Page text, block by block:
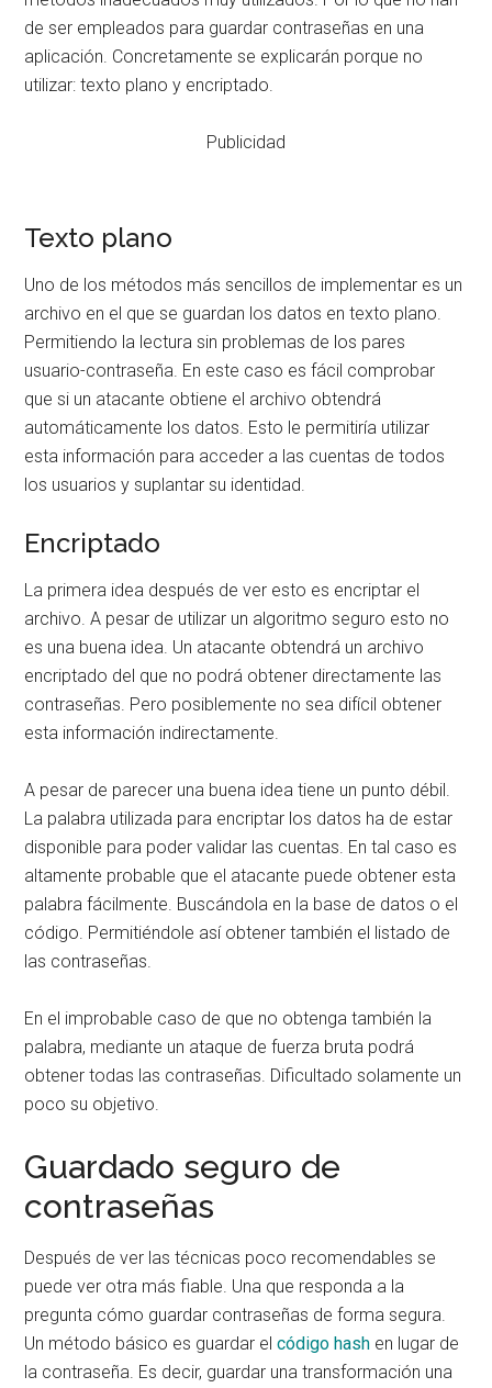
de ser empleados para guardar contraseñas en una
aplicación. Concretamente se explicarán porque no
utilizar: texto plano y encriptado.
Publicidad
Texto plano
Uno de los métodos más sencillos de implementar es un
archivo en el que se guardan los datos en texto plano.
Permitiendo la lectura sin problemas de los pares
usuario-contraseña. En este caso es fácil comprobar
que si un atacante obtiene el archivo obtendrá
automáticamente los datos. Esto le permitiría utilizar
esta información para acceder a las cuentas de todos
los usuarios y suplantar su identidad.
Encriptado
La primera idea después de ver esto es encriptar el
archivo. A pesar de utilizar un algoritmo seguro esto no
es una buena idea. Un atacante obtendrá un archivo
encriptado del que no podrá obtener directamente las
contraseñas. Pero posiblemente no sea difícil obtener
esta información indirectamente.
A pesar de parecer una buena idea tiene un punto débil.
La palabra utilizada para encriptar los datos ha de estar
disponible para poder validar las cuentas. En tal caso es
altamente probable que el atacante puede obtener esta
palabra fácilmente. Buscándola en la base de datos o el
código. Permitiéndole así obtener también el listado de
las contraseñas.
En el improbable caso de que no obtenga también la
palabra, mediante un ataque de fuerza bruta podrá
obtener todas las contraseñas. Dificultado solamente un
poco su objetivo.
Guardado seguro de
contraseñas
Después de ver las técnicas poco recomendables se
puede ver otra más fiable. Una que responda a la
pregunta cómo guardar contraseñas de forma segura.
Un método básico es guardar elcódigo hash en lugar de
la contraseña. Es decir, guardar una transformación una